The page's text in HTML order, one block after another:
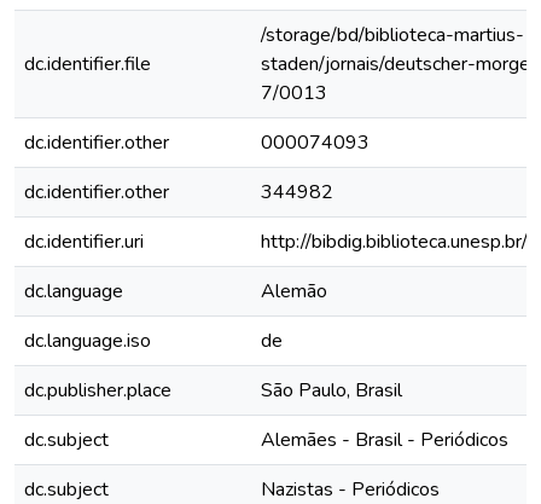
dc.identifier.file
/storage/bd/biblioteca-martius-
staden/jornais/deutscher-
7/0013
dc.identifier.other
000074093
dc.identifier.other
344982
dc.identifier.uri
http://
dc.language
Alemão
dc.language.iso
de
dc.publisher.place
São Paulo, Brasil
dc.subject
Alemães - Brasil - Periódicos
dc.subject
Nazistas - Periódicos